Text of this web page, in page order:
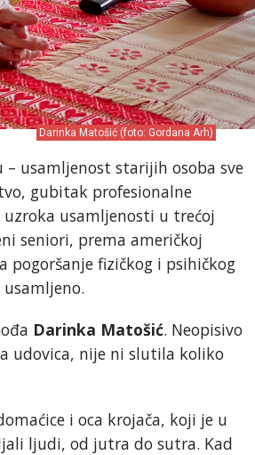
Darinka Matošić (foto: Gordana Arh)
usamljenost starijih osoba sve
gubitak profesionalne
usamljenosti u trećoj
seniori, prema američkoj
pogoršanje fizičkog i psihičkog
Darinka Matošić. Neopisivo
udovica, nije ni slutila koliko
i oca krojača, koji je u
ljudi, od jutra do sutra. Kad